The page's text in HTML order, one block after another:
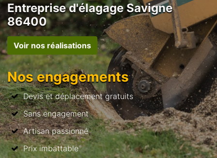
Entreprise d'élagage Savigne
86400
Voir nos réalisations
Nos engagements
Devis et déplacement gratuits
Sans engagement
Artisan passionné
Prix imbattable